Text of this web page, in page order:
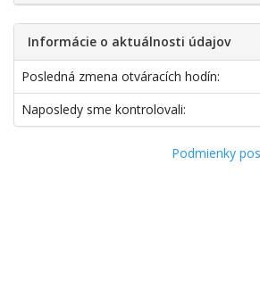
Informácie o aktuálnosti údajov
Posledná zmena otváracích hodín:
Naposledy sme kontrolovali:
Podmienky